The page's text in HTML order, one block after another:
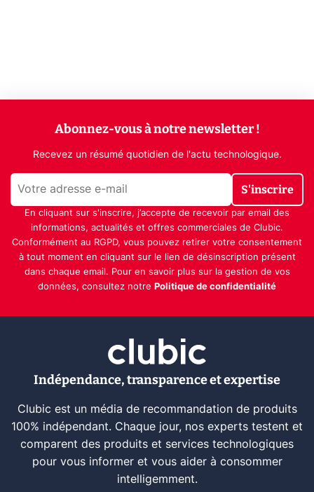
Abonnez-vous à notre newsletter !
Recevez un résumé quotidien de l'actu technologique.
S'inscrire
En cliquant sur s'inscrire, j’accepte de recevoir par email des
informations, actualités et offres commerciales de Clubic.
Conformément au RGPD, vous pouvez retirer votre consentement
à tout moment en cliquant sur le lien de désinscription présent
dans chaque email. Pour en savoir plus sur la gestion de vos
données, consultez notre Politique de confidentialité
Indépendance, transparence et expertise
Clubic est un média de recommandation de produits
100% indépendant. Chaque jour, nos experts testent et
comparent des produits et services technologiques
pour vous informer et vous aider à consommer
intelligemment.